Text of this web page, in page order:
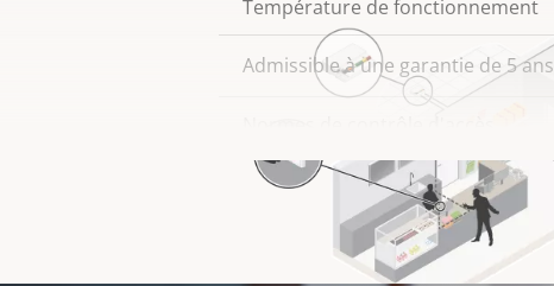
Température de fonctionnement
Admissible à une garantie de 5 ans